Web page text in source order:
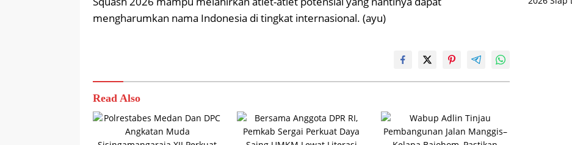
mengharumkan nama Indonesia di tingkat internasional. (ayu)
Read Also